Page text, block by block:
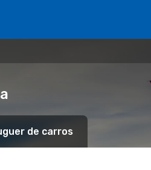
de carros